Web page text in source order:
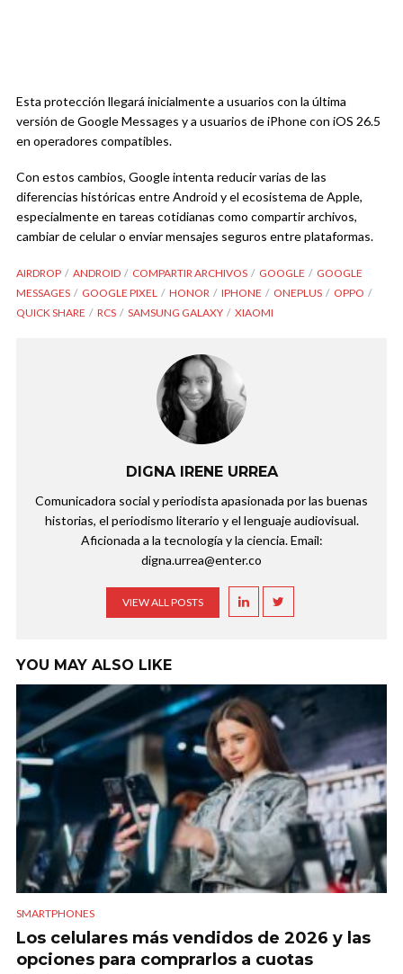
Esta protección llegará inicialmente a usuarios con la última
versión deGoogle Messages y a usuarios de iPhone con iOS 26.5
en operadores compatibles.
Con estos cambios, Google intenta reducir varias de las
diferencias históricas entre Android y el ecosistema de Apple,
especialmente en tareas cotidianas como compartir archivos,
cambiar de celular o enviar mensajes seguros entre plataformas.
AIRDROP ANDROID COMPARTIR ARCHIVOS GOOGLE
GOOGLE
MESSAGES
GOOGLE PIXEL HONOR IPHONE ONEPLUS
OPPO
QUICK SHARE
RCS SAMSUNG GALAXY XIAOMI
DIGNA IRENE URREA
Comunicadora social y periodista apasionada por las buenas
historias, el periodismo literario y el lenguaje audiovisual.
Aficionada a la tecnología y la ciencia. Email:
digna.urrea@enter.co
VIEW ALL POSTS
YOU MAY ALSO LIKE
SMARTPHONES
Los celulares más vendidos de 2026 y las
opciones para comprarlos a cuotas